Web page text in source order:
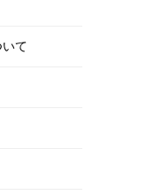
て